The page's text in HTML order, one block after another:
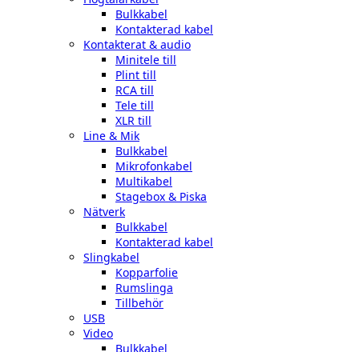
Bulkkabel
Kontakterad kabel
Kontakterat & audio
Minitele till
Plint till
RCA till
Tele till
XLR till
Line & Mik
Bulkkabel
Mikrofonkabel
Multikabel
Stagebox & Piska
Nätverk
Bulkkabel
Kontakterad kabel
Slingkabel
Kopparfolie
Rumslinga
Tillbehör
USB
Video
Bulkkabel